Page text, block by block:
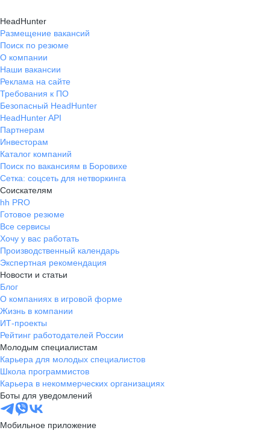
HeadHunter
Размещение вакансий
Поиск по резюме
О компании
Наши вакансии
Реклама на сайте
Требования к ПО
Безопасный HeadHunter
HeadHunter API
Партнерам
Инвесторам
Каталог компаний
Поиск по вакансиям в Боровихе
Сетка: соцсеть для нетворкинга
Соискателям
hh PRO
Готовое резюме
Все сервисы
Хочу у вас работать
Производственный календарь
Экспертная рекомендация
Новости и статьи
Блог
О компаниях в игровой форме
Жизнь в компании
ИТ-проекты
Рейтинг работодателей России
Молодым специалистам
Карьера для молодых специалистов
Школа программистов
Карьера в некоммерческих организациях
Боты для уведомлений
Мобильное приложение